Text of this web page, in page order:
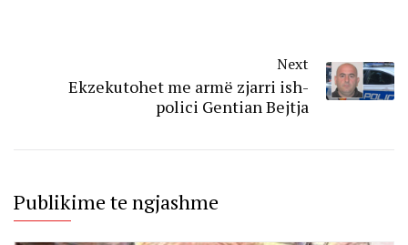
Next
Ekzekutohet me armë zjarri ish-
polici Gentian Bejtja
Publikime te ngjashme